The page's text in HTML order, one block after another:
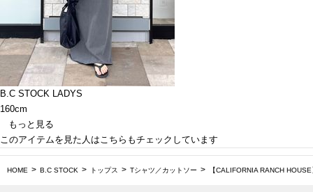
B.C STOCK LADYS
160cm
もっと見る
このアイテムを見た人はこちらもチェックしています
HOME B.C STOCK トップス Tシャツ／カットソー 【CALIFORNIA RANCH